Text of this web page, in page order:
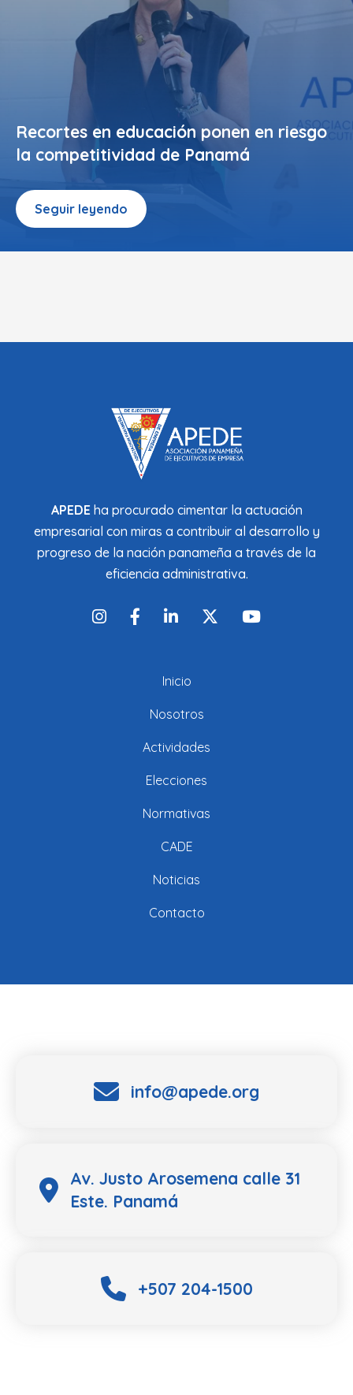
Recortes en educación ponen en riesgo
la competitividad de Panamá
Seguir leyendo
APEDEha procurado cimentar la actuación
empresarial con miras a contribuir al desarrollo y
progreso de la nación panameña a través de la
eficiencia administrativa.
Inicio
Nosotros
Actividades
Elecciones
Normativas
CADE
Noticias
Contacto
info@apede.org
Av. Justo Arosemena calle 31
Este. Panamá
+507 204-1500